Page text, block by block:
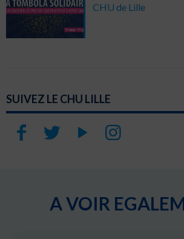
CHU de Lille
SUIVEZ LE CHU LILLE
A VOIR